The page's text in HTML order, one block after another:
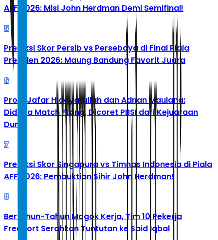
AFF 2026: Misi John Herdman Demi Semifinal!
5
Prediksi Skor Persib vs Persebaya di Final Piala
Presiden 2026: Maung Bandung Favorit Juara
6
Profil Jafar Hidayatullah dan Adnan Maulana:
Diduga Match Fixing, Dicoret PBSI dari Kejuaraan
Dunia
7
Prediksi Skor Singapura vs Timnas Indonesia di Piala
AFF 2026: Pembuktian Sihir John Herdman!
8
Bertahun-Tahun Mogok Kerja, Tim 10 Pekerja
Freeport Serahkan Tuntutan ke Said Iqbal